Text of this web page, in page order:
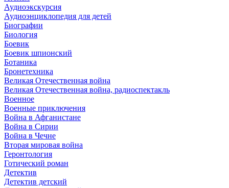
Аудиоэкскурсия
Аудиоэнциклопедия для детей
Биографии
Биология
Боевик
Боевик шпионский
Ботаника
Бронетехника
Великая Отечественная война
Великая Отечественная война, радиоспектакль
Военное
Военные приключения
Война в Афганистане
Война в Сирии
Война в Чечне
Вторая мировая война
Геронтология
Готический роман
Детектив
Детектив детский